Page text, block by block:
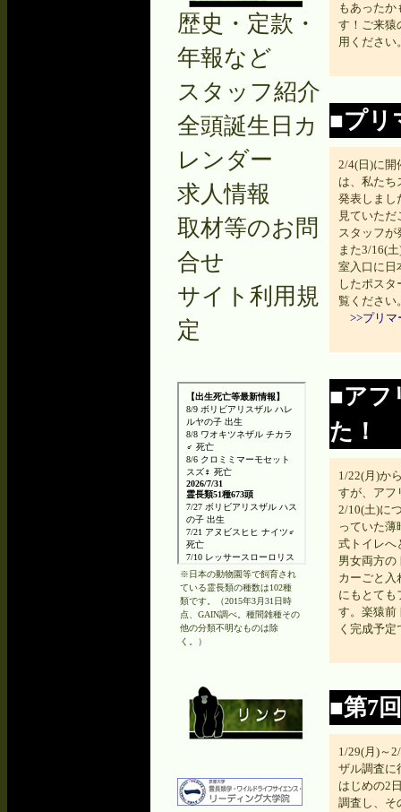
もあった
す！ご来猿
用ください
■プリ
2/4(日)に開
は、私たち
発表しまし
見ていた
スタッフが
また3/16(
室入口に日
したポス
覧ください
>>プリ
■アフ
た！
1/22(月)か
すが、アフ
2/10(土)に
っていた
式トイレへ
男女両方の
カーごと入
にもとても
す。楽猿前
く完成予
■第7
1/29(月)～
ザル調査に
はじめの2
調査し、そ
歴史・定款・
年報など
スタッフ紹介
全頭誕生日カ
レンダー
求人情報
取材等のお問
合せ
サイト利用規
定
※日本の動物園等で飼育され
ている霊長類の種数は102種
類です。（2015年3月31日時
点、GAIN調べ。種間雑種その
他の分類不明なものは除
く。）